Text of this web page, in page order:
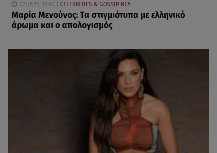
07.08.26, 10:50 CELEBRITIES & GOSSIP ΝΕΑ
Μαρία Μενούνος: Τα στιγμιότυπα με ελληνικό
άρωμα και ο απολογισμός